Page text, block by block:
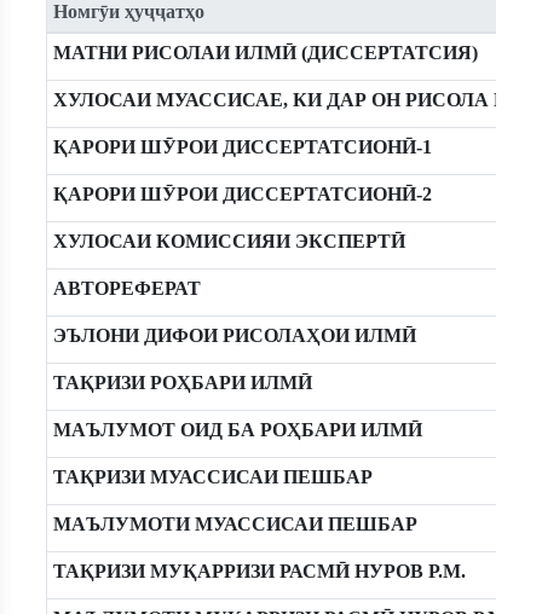
Номгӯи ҳуҷҷатҳо
МАТНИ РИСОЛАИ ИЛМӢ (ДИССЕРТАТСИЯ)
ХУЛОСАИ МУАССИСАЕ, КИ ДАР ОН РИСОЛА
ҚАРОРИ ШӮРОИ ДИССЕРТАТСИОНӢ-1
ҚАРОРИ ШӮРОИ ДИССЕРТАТСИОНӢ-2
ХУЛОСАИ КОМИССИЯИ ЭКСПЕРТӢ
АВТОРЕФЕРАТ
ЭЪЛОНИ ДИФОИ РИСОЛАҲОИ ИЛМӢ
ТАҚРИЗИ РОҲБАРИ ИЛМӢ
МАЪЛУМОТ ОИД БА РОҲБАРИ ИЛМӢ
ТАҚРИЗИ МУАССИСАИ ПЕШБАР
МАЪЛУМОТИ МУАССИСАИ ПЕШБАР
ТАҚРИЗИ МУҚАРРИЗИ РАСМӢ НУРОВ Р.М.